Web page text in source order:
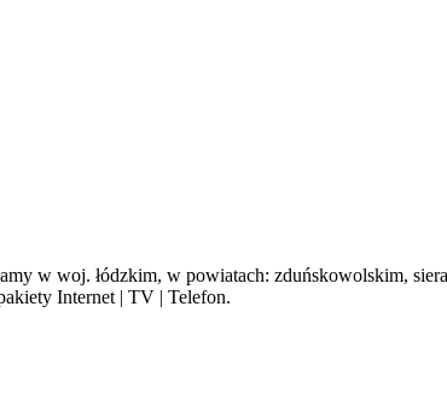
w woj. łódzkim, w powiatach: zduńskowolskim,
Internet | TV | Telefon.